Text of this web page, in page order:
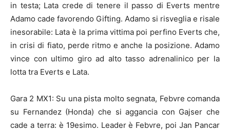
in testa; Lata crede di tenere il passo di Everts mentre
Adamo cade favorendo Gifting. Adamo si risveglia e risale
inesorabile: Lata è la prima vittima poi perfino Everts che,
in crisi di fiato, perde ritmo e anche la posizione. Adamo
vince con ultimo giro ad alto tasso adrenalinico per la
lotta tra Everts e Lata.
Gara 2 MX1: Su una pista molto segnata, Febvre comanda
su Fernandez (Honda) che si aggancia con Gajser che
cade a terra: è 19esimo. Leader è Febvre, poi Jan Pancar